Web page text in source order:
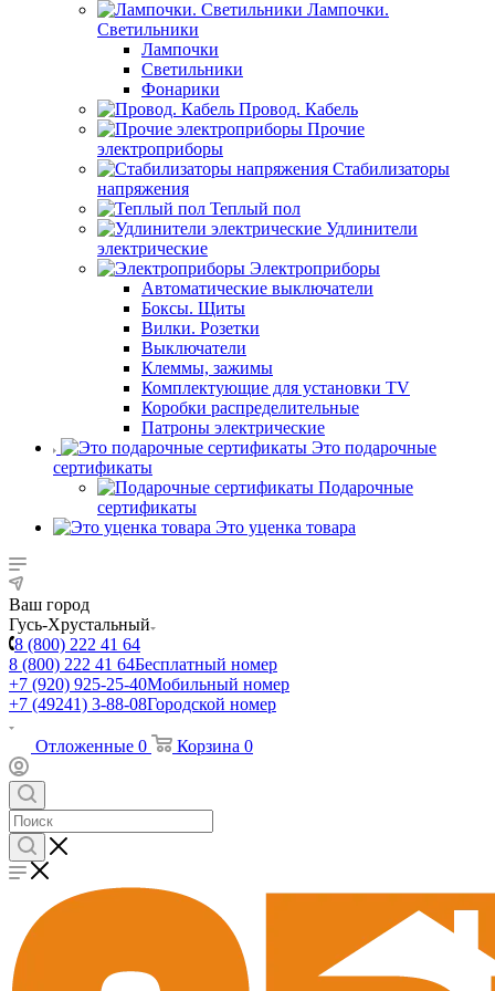
Лампочки.
Светильники
Лампочки
Светильники
Фонарики
Провод. Кабель
Прочие
электроприборы
Стабилизаторы
напряжения
Теплый пол
Удлинители
электрические
Электроприборы
Автоматические выключатели
Боксы. Щиты
Вилки. Розетки
Выключатели
Клеммы, зажимы
Комплектующие для установки TV
Коробки распределительные
Патроны электрические
Это подарочные
сертификаты
Подарочные
сертификаты
Это уценка товара
Ваш город
Гусь-Хрустальный
8 (800) 222 41 64
8 (800) 222 41 64Бесплатный номер
+7 (920) 925-25-40Мобильный номер
+7 (49241) 3-88-08Городской номер
Отложенные 0 Корзина 0